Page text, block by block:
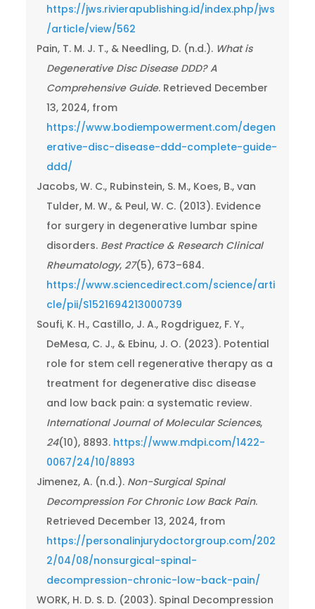
https://jws.rivierapublishing.id/index.php/jws
/article/view/562
Pain, T. M. J. T., & Needling, D. (n.d.). What is
Degenerative Disc Disease DDD? A
Comprehensive Guide. Retrieved December
13, 2024, from
https://www.bodiempowerment.com/degen
erative-disc-disease-ddd-complete-guide-
ddd/
Jacobs, W. C., Rubinstein, S. M., Koes, B., van
Tulder, M. W., & Peul, W. C. (2013). Evidence
for surgery in degenerative lumbar spine
disorders. Best Practice & Research Clinical
Rheumatology, 27(5), 673–684.
https://www.sciencedirect.com/science/arti
cle/pii/S1521694213000739
Soufi, K. H., Castillo, J. A., Rogdriguez, F. Y.,
DeMesa, C. J., & Ebinu, J. O. (2023). Potential
role for stem cell regenerative therapy as a
treatment for degenerative disc disease
and low back pain: a systematic review.
International Journal of Molecular Sciences,
24(10), 8893. https://www.mdpi.com/1422-
0067/24/10/8893
Jimenez, A. (n.d.). Non-Surgical Spinal
Decompression For Chronic Low Back Pain.
Retrieved December 13, 2024, from
https://personalinjurydoctorgroup.com/202
2/04/08/nonsurgical-spinal-
decompression-chronic-low-back-pain/
WORK, H. D. S. D. (2003). Spinal Decompression